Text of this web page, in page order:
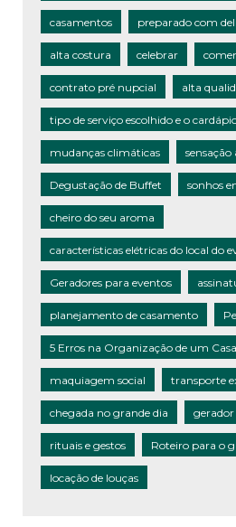
casamentos preparado com
alta costura celebrar
contrato pré nupcial alta
tipo de serviço escolhido e o
mudanças climáticas
Degustação de Buffet sonhos
cheiro do seu aroma
características elétricas do local do
Geradores para eventos
planejamento de casamento
5 Erros na Organização de um
maquiagem social transporte
chegada no grande dia gerador
rituais e gestos Roteiro para o
locação de louças